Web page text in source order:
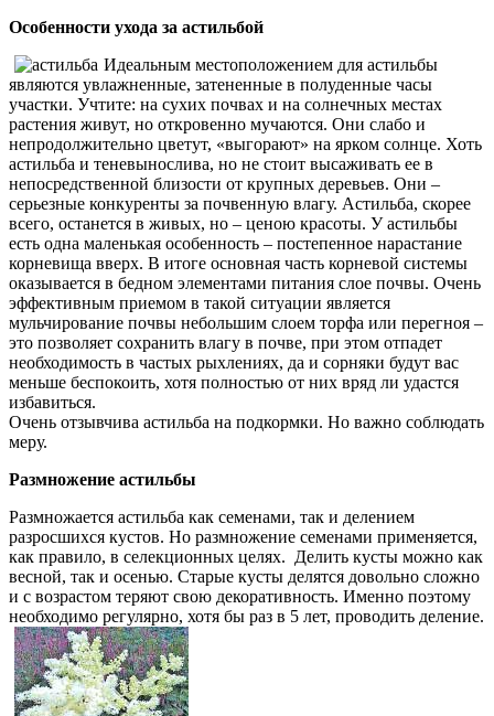
Особенности ухода за астильбой
Идеальным местоположением для астильбы
являются увлажненные, затененные в полуденные часы
участки. Учтите: на сухих почвах и на солнечных местах
растения живут, но откровенно мучаются. Они слабо и
непродолжительно цветут, «выгорают» на ярком солнце. Хоть
астильба и теневынослива, но не стоит высаживать ее в
непосредственной близости от крупных деревьев. Они –
серьезные конкуренты за почвенную влагу. Астильба, скорее
всего, останется в живых, но – ценою красоты. У астильбы
есть одна маленькая особенность – постепенное нарастание
корневища вверх. В итоге основная часть корневой системы
оказывается в бедном элементами питания слое почвы. Очень
эффективным приемом в такой ситуации является
мульчирование почвы небольшим слоем торфа или перегноя –
это позволяет сохранить влагу в почве, при этом отпадет
необходимость в частых рыхлениях, да и сорняки будут вас
меньше беспокоить, хотя полностью от них вряд ли удастся
избавиться.
Очень отзывчива астильба на подкормки. Но важно соблюдать
меру.
Размножение астильбы
Размножается астильба как семенами, так и делением
разросшихся кустов. Но размножение семенами применяется,
как правило, в селекционных целях. Делить кусты можно как
весной, так и осенью. Старые кусты делятся довольно сложно
и с возрастом теряют свою декоративность. Именно поэтому
необходимо регулярно, хотя бы раз в 5 лет, проводить деление.